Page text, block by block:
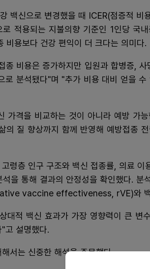
백신으로 변경했을 때 ICER(점증적
로 적용되는 지불의향 기준인 1인당 국
비용보다 건강 편익이 더 크다는 의미다.
종 비용은 증가하지만 입원과 합병증, 사
로 분석됐다"며 "추가 비용 대비 얻을 수
가격을 비교하는 것이 아니라 예방 가
의 질 향상까지 함께 반영해 예방접종
령층 인구 구조와 백신 접종률, 의료 이
을 통해 결과의 안정성을 확인했다. 분
vaccine effectiveness, rVE)와
대적 백신 효과가 가장 영향력이 큰 변
고 설명했다.
서는 신중한 해석을 주문했다.